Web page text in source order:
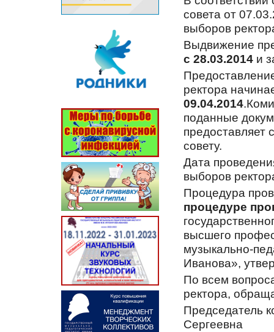
совета от
выборов
Выдвижение
с 28.03.2014 и
ректора
09.04.2014
поданные
предоставляет
совету.
Дата
выборов
Процедура
процедуре
высшего
музыкально-
Иванова»,
По всем
ректора,
Председатель
Сергеевна